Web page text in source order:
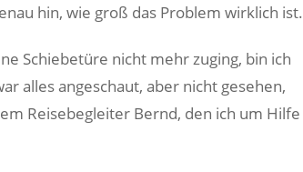
hin, wie groß das Problem wirklich ist.
Schiebetüre nicht mehr zuging, bin ich
alles angeschaut, aber nicht gesehen,
Reisebegleiter Bernd, den ich um Hilfe